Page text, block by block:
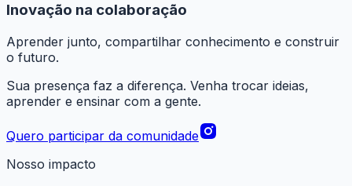
Inovação na colaboração
Aprender junto, compartilhar conhecimento e construir
o futuro.
Sua presença faz a diferença. Venha trocar ideias,
aprender e ensinar com a gente.
Quero participar da comunidade
Nosso impacto